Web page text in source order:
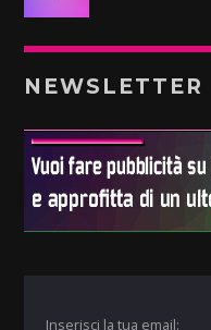
NEWSLETTER
Inserisci la tua email: